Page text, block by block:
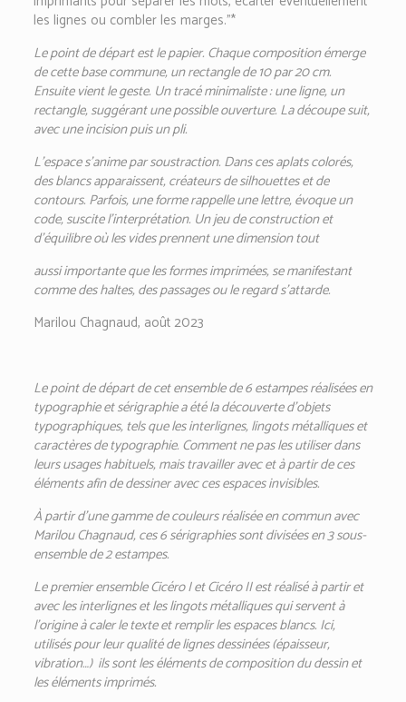
les lignes ou combler les marges.”*
Le point de départ est le papier. Chaque composition émerge
de cette base commune, un rectangle de 10 par 20 cm.
Ensuite vient le geste. Un tracé minimaliste : une ligne, un
rectangle, suggérant une possible ouverture. La découpe suit,
avec une incision puis un pli.
L’espace s’anime par soustraction. Dans ces aplats colorés,
des blancs apparaissent, créateurs de silhouettes et de
contours. Parfois, une forme rappelle une lettre, évoque un
code, suscite l’interprétation. Un jeu de construction et
d’équilibre où les vides prennent une dimension tout
aussi importante que les formes imprimées, se manifestant
comme des haltes, des passages ou le regard s’attarde.
Marilou Chagnaud, août 2023
Le point de départ de cet ensemble de 6 estampes réalisées en
typographie et sérigraphie a été la découverte d’objets
typographiques, tels que les interlignes, lingots métalliques et
caractères de typographie. Comment ne pas les utiliser dans
leurs usages habituels, mais travailler avec et à partir de ces
éléments afin de dessiner avec ces espaces invisibles.
À partir d’une gamme de couleurs réalisée en commun avec
Marilou Chagnaud, ces 6 sérigraphies sont divisées en 3 sous-
ensemble de 2 estampes.
Le premier ensemble Cicéro I et Cicéro II est réalisé à partir et
avec les interlignes et les lingots métalliques qui servent à
l’origine à caler le texte et remplir les espaces blancs. Ici,
utilisés pour leur qualité de lignes dessinées (épaisseur,
vibration…) ils sont les éléments de composition du dessin et
les éléments imprimés.